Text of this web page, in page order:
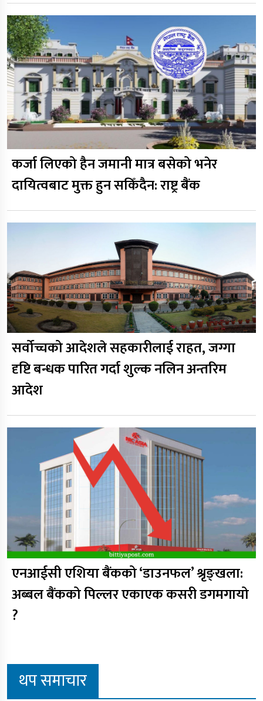
कर्जा लिएको हैन जमानी मात्र बसेको भनेर
दायित्वबाट मुक्त हुन सकिँदैन: राष्ट्र बैंक
सर्वोच्चको आदेशले सहकारीलाई राहत, जग्गा
दृष्टि बन्धक पारित गर्दा शुल्क नलिन अन्तरिम
आदेश
एनआईसी एशिया बैंकको ‘डाउनफल’ श्रृङ्खला:
अब्बल बैंकको पिल्लर एकाएक कसरी डगमगायो
?
थप समाचार